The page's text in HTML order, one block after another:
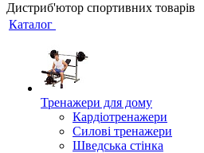
Дистриб'ютор спортивних товарів
Каталог
Тренажери для дому
Кардіотренажери
Силові тренажери
Шведська стінка